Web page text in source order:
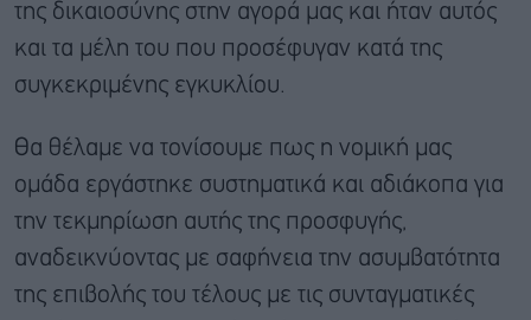
της δικαιοσύνης στην αγορά μας και ήταν αυτός
και τα μέλη του που προσέφυγαν κατά της
συγκεκριμένης εγκυκλίου.
Θα θέλαμε να τονίσουμε πως η νομική μας
ομάδα εργάστηκε συστηματικά και αδιάκοπα για
την τεκμηρίωση αυτής της προσφυγής,
αναδεικνύοντας με σαφήνεια την ασυμβατότητα
της επιβολής του τέλους με τις συνταγματικές